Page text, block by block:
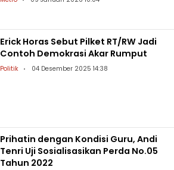
Erick Horas Sebut Pilket RT/RW Jadi
Contoh Demokrasi Akar Rumput
Politik 04 Desember 2025 14:38
Prihatin dengan Kondisi Guru, Andi
Tenri Uji Sosialisasikan Perda No.05
Tahun 2022